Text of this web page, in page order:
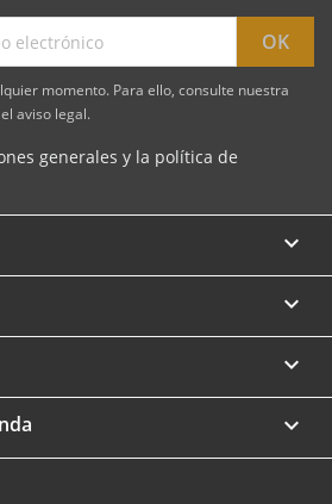
momento. Para ello, consulte nuestra
aviso legal.
generales y la política de



keyboard_arrow_down